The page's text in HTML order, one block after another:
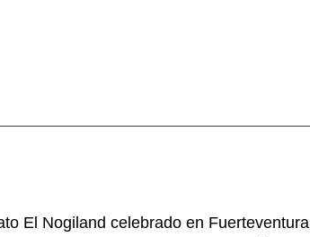
El Nogiland celebrado en Fuerteventura